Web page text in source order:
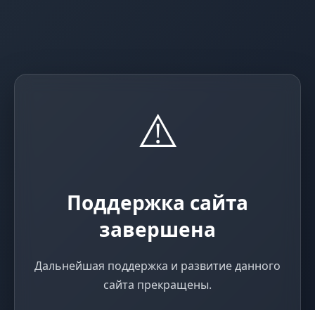
⚠️
Поддержка сайта
завершена
Дальнейшая поддержка и развитие данного
сайта прекращены.